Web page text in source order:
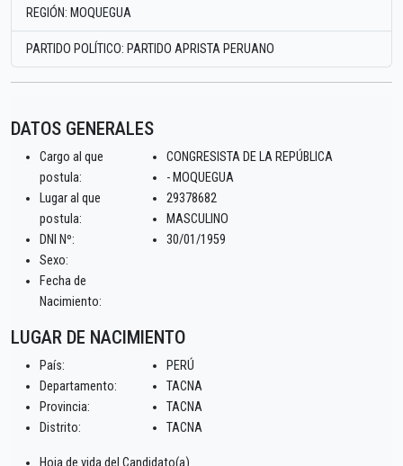
REGIÓN: MOQUEGUA
PARTIDO POLÍTICO: PARTIDO APRISTA PERUANO
DATOS GENERALES
Cargo al que
postula:
Lugar al que
postula:
DNI Nº:
Sexo:
Fecha de
Nacimiento:
CONGRESISTA DE LA REPÚBLICA
- MOQUEGUA
29378682
MASCULINO
30/01/1959
LUGAR DE NACIMIENTO
País:
Departamento:
Provincia:
Distrito:
PERÚ
TACNA
TACNA
TACNA
Hoja de vida del Candidato(a)